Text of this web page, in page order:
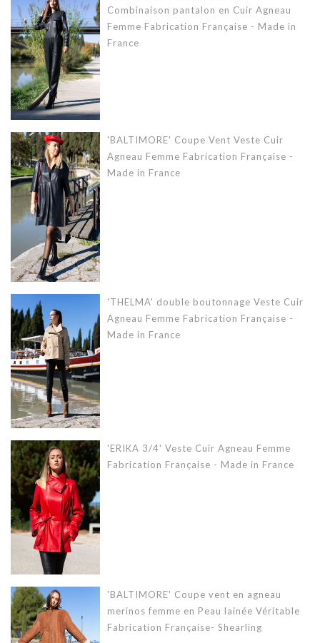
Combinaison pantalon en Cuir Agneau
Femme Fabrication Française - Made in
France
'BALTIMORE' Coupe Vent Veste Cuir
Agneau Femme Fabrication Française -
Made in France
'THELMA' double boutonnage Veste Cuir
Agneau Femme Fabrication Française -
Made in France
'ERIKA 3/4' Veste Cuir Agneau Femme
Fabrication Française - Made in France
'BALTIMORE' Coupe vent en agneau
merinos femme en Peau lainée Véritable
Fabrication Française- Shearling